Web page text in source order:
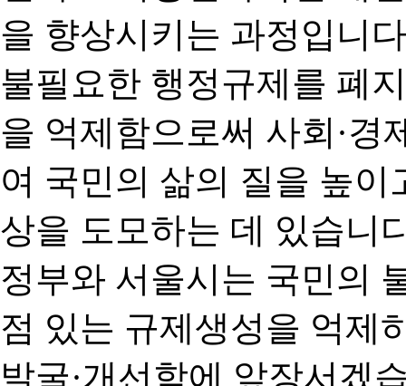
을 향상시키는 과정입니
불필요한 행정규제를 폐
을 억제함으로써 사회·경
여 국민의 삶의 질을 높
상을 도모하는 데 있습니
정부와 서울시는 국민의
점 있는 규제생성을 억제
발굴·개선함에 앞장서겠